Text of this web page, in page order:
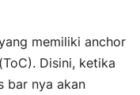
memiliki anchor
Disini, ketika
bar nya akan